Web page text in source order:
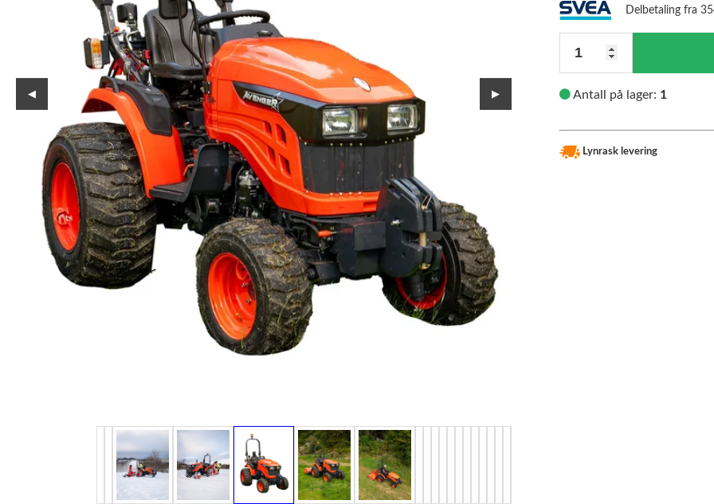
Kundeservice
Leasing
◀ ▶
Delbetaling fra
Antall på lager: 1
Lynrask levering